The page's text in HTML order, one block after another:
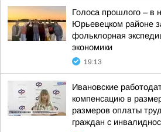
Голоса прошлого – в
Юрьевецком районе
фольклорная
экономики
19:13
Ивановские
компенсацию в
размеров оплаты
граждан с